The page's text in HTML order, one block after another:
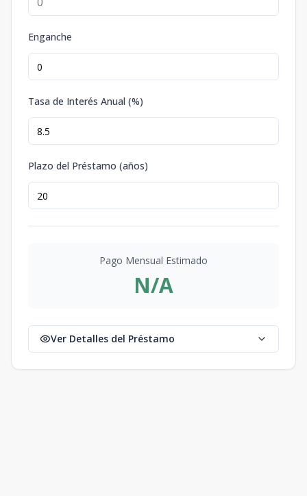
Enganche
Tasa de Interés Anual (%)
Plazo del Préstamo (años)
Pago Mensual Estimado
N/A
Ver Detalles del Préstamo